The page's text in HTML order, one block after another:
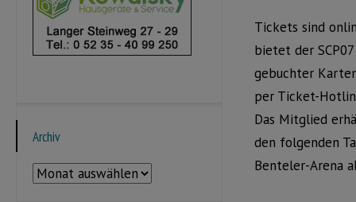
Tickets sind
bietet der
gebuchter
per Ticket-
Das Mitglied
den folgenden
Benteler-Arena
Archiv
Archiv